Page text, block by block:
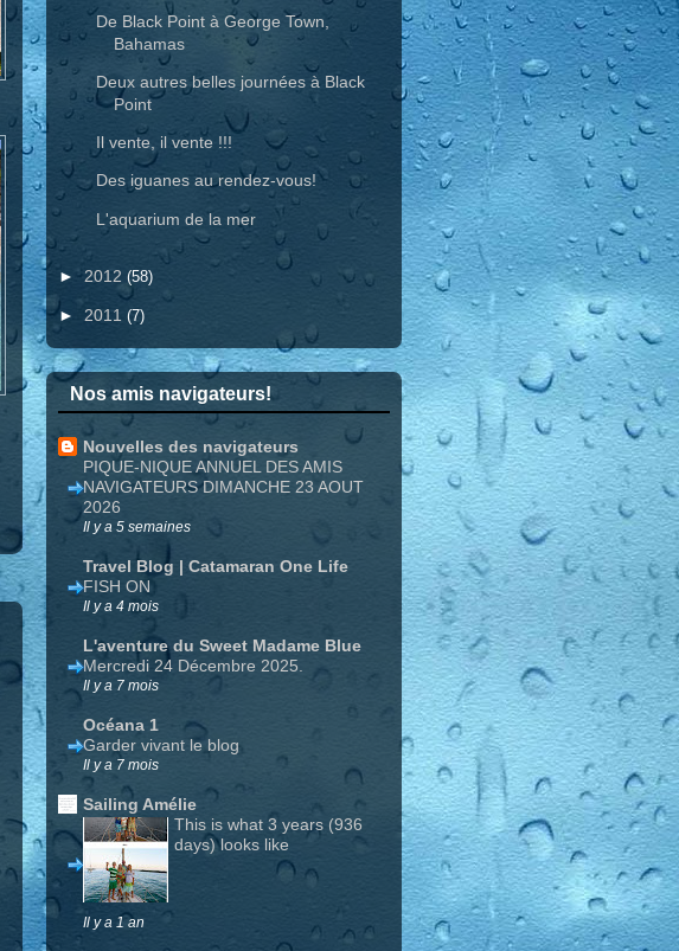
De Black Point à George Town,
Bahamas
Deux autres belles journées à Black
Point
Il vente, il vente !!!
Des iguanes au rendez-vous!
L'aquarium de la mer
►2012 (58)
► 2011 (7)
Nos amis navigateurs!
Nouvelles des navigateurs
PIQUE-NIQUE ANNUEL DES AMIS
NAVIGATEURS DIMANCHE 23 AOUT
2026
Il y a 5 semaines
Travel Blog | Catamaran One Life
FISH ON
Il y a 4 mois
L'aventure du Sweet Madame Blue
Mercredi 24 Décembre 2025.
Il y a 7 mois
Océana 1
Garder vivant le blog
Il y a 7 mois
Sailing Amélie
This is what 3 years (936
days) looks like
Il y a 1 an